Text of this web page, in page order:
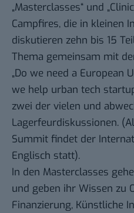
„Masterclasses“ und
Campfires, die in kleinen
diskutieren zehn bis 15
Thema gemeinsam mit
„Do we need a European
we help urban tech
zwei der vielen und
Lagerfeurdiskussionen.
Summit findet der
Englisch statt).
In den Masterclasses
und geben ihr Wissen zu
Finanzierung, Künstliche